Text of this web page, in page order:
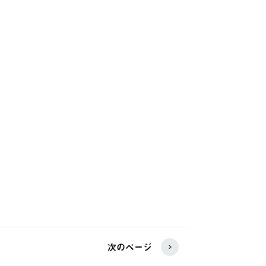
次のページ